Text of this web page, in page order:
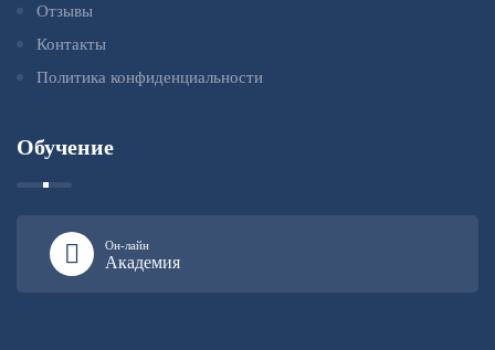
Отзывы
Контакты
Политика конфиденциальности
Обучение
Он-лайн
Академия